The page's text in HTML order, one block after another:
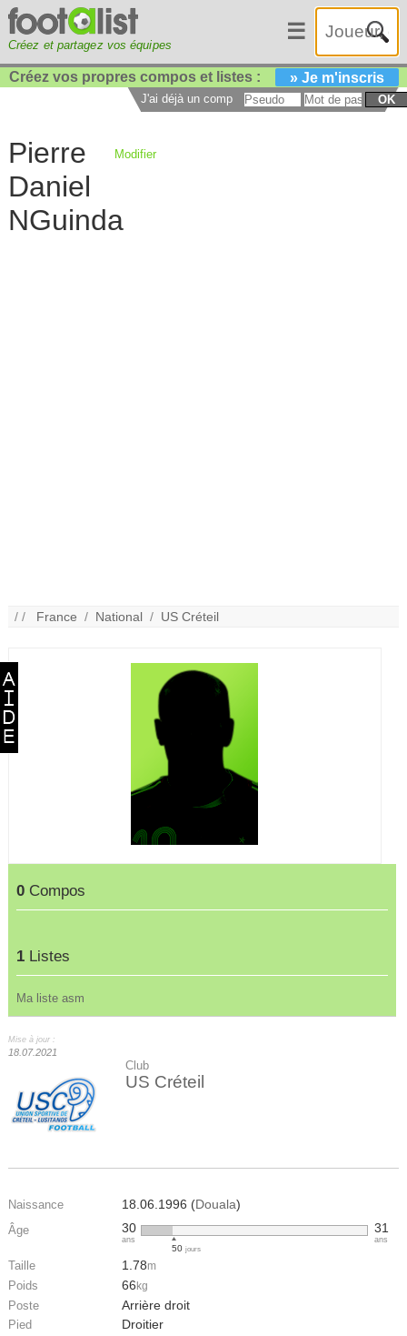
Créez et partagez vos équipes
☰
Créez vos propres compos et listes : » Je m'inscris
J'ai déjà un compte : OK
Pierre
Daniel
NGuinda
Modifier
/ / France / National / US Créteil
0 Compos
1 Listes
Ma liste asm
Mise à jour :
18.07.2021
Club
US Créteil
Naissance 18.06.1996 (Douala)
Âge 30
ans
50jours
31
ans
Taille 1.78m
Poids 66 kg
Poste Arrière droit
Pied Droitier